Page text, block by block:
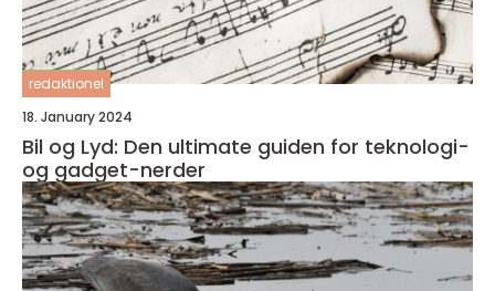
redaktionel
18. January 2024
Bil og Lyd: Den ultimate guiden for teknologi-
og gadget-nerder